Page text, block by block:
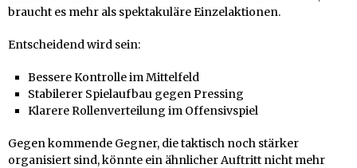
braucht es mehr als spektakuläre Einzelaktionen.
Entscheidend wird sein:
Bessere Kontrolle im Mittelfeld
Stabilerer Spielaufbau gegen Pressing
Klarere Rollenverteilung im Offensivspiel
Gegen kommende Gegner, die taktisch noch stärker
organisiert sind, könnte ein ähnlicher Auftritt nicht mehr